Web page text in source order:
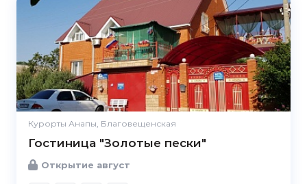
Курорты Анапы, Благовещенская
Гостиница "Золотые пески"
Открытие август